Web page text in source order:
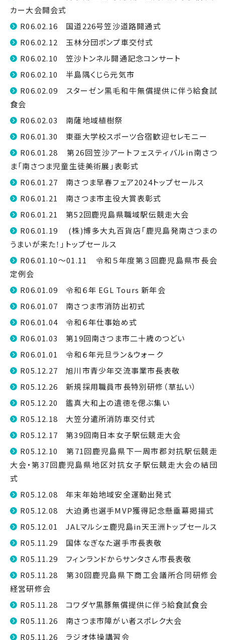
カー大会開会式
R06.02.16 国道226号笠沙道路開通式
R06.02.12 玉林分団ポンプ車交付式
R06.02.10 笠沙トンネル開通記念コンサート
R06.02.10 半島隅くじら元気市
R06.02.09 スターゼン黒毛和牛無償提供に伴う給食試
食会
R06.02.03 南薩地域植樹祭
R06.01.30 東亜大学校スポーツ合宿歓迎セレモニー
R06.01.28 第26回笠沙アートフェスティバルin南さつ
ま「南さつま児童生徒美術展」表彰式
R06.01.27 南さつま早春フェア2024トップセールス
R06.01.21 南さつま市主役大賞表彰式
R06.01.21 第52回鹿児島県職域駅伝競走大会
R06.01.19 (株)博多大丸百貨店「鹿児島発南さつまの
うまいが来た！」トップセールス
R06.01.10～01.11 令和５年度第３回鹿児島県市長会
定例会
R06.01.09 令和６年 EGL Tours 新年会
R06.01.07 南さつま市消防出初式
R06.01.04 令和６年仕事始め式
R06.01.03 第19回南さつま市二十歳のつどい
R06.01.01 令和６年元旦ラン＆ウォーク
R05.12.27 旭川市青少年交流事業市長表敬
R05.12.26 新規採用職員市長特別研修（草払い）
R05.12.20 鑑真大和上の遺徳を偲ぶ集い
R05.12.18 大笠分遣所消防車交付式
R05.12.17 第39回南日本女子駅伝競走大会
R05.12.10 第71回鹿児島県下一周市郡対抗駅伝競走
大会・第37回鹿児島県地区対抗女子駅伝競走大会の結団
式
R05.12.08 年末年始地域安全運動出発式
R05.12.08 大迫勇也選手MVP獲得記念懸垂幕掲揚式
R05.12.01 JALマルシェ鹿児島in天王洲トップセールス
R05.11.29 国体なぎなた選手市長表敬
R05.11.29 フィンランドからサンタさん市長表敬
R05.11.28 第30回鹿児島県下商工会議所合同研修会
経営研修会
R05.11.28 コワダヤ黒豚無償提供に伴う給食試食会
R05.11.26 南さつま市障がい者スポレク大会
R05.11.26 ラジオ体操講習会